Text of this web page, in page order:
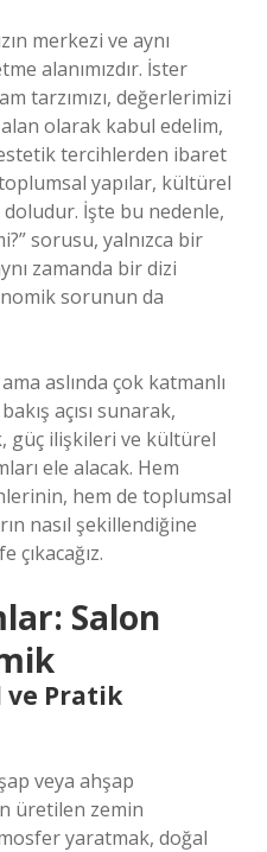
merkezi ve aynı
alanımızdır. İster
tarzımızı, değerlerimizi
olarak kabul edelim,
tercihlerden ibaret
yapılar, kültürel
İşte bu nedenle,
sorusu, yalnızca bir
zamanda bir dizi
sorunun da
aslında çok katmanlı
açısı sunarak,
güç ilişkileri ve kültürel
ele alacak. Hem
hem de toplumsal
nasıl şekillendiğine
Salon
ve Pratik
veya ahşap
üretilen zemin
yaratmak, doğal